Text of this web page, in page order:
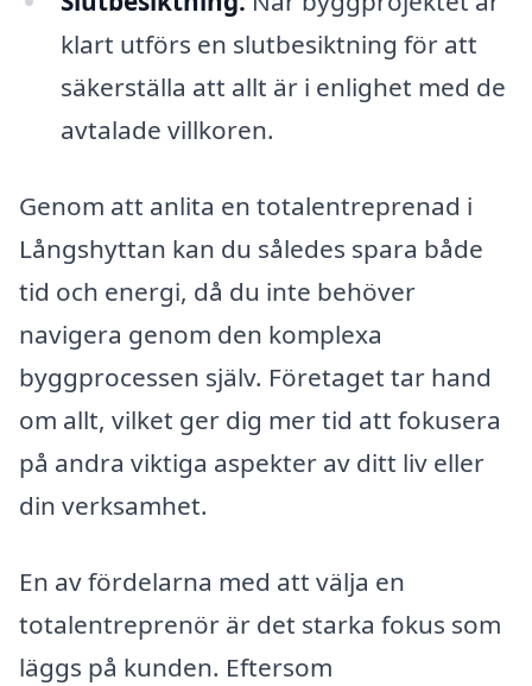
klart utförs en slutbesiktning för att
säkerställa att allt är i enlighet med de
avtalade villkoren.
Genom att anlita en totalentreprenad i
Långshyttan kan du således spara både
tid och energi, då du inte behöver
navigera genom den komplexa
byggprocessen själv. Företaget tar hand
om allt, vilket ger dig mer tid att fokusera
på andra viktiga aspekter av ditt liv eller
din verksamhet.
En av fördelarna med att välja en
totalentreprenör är det starka fokus som
läggs på kunden. Eftersom